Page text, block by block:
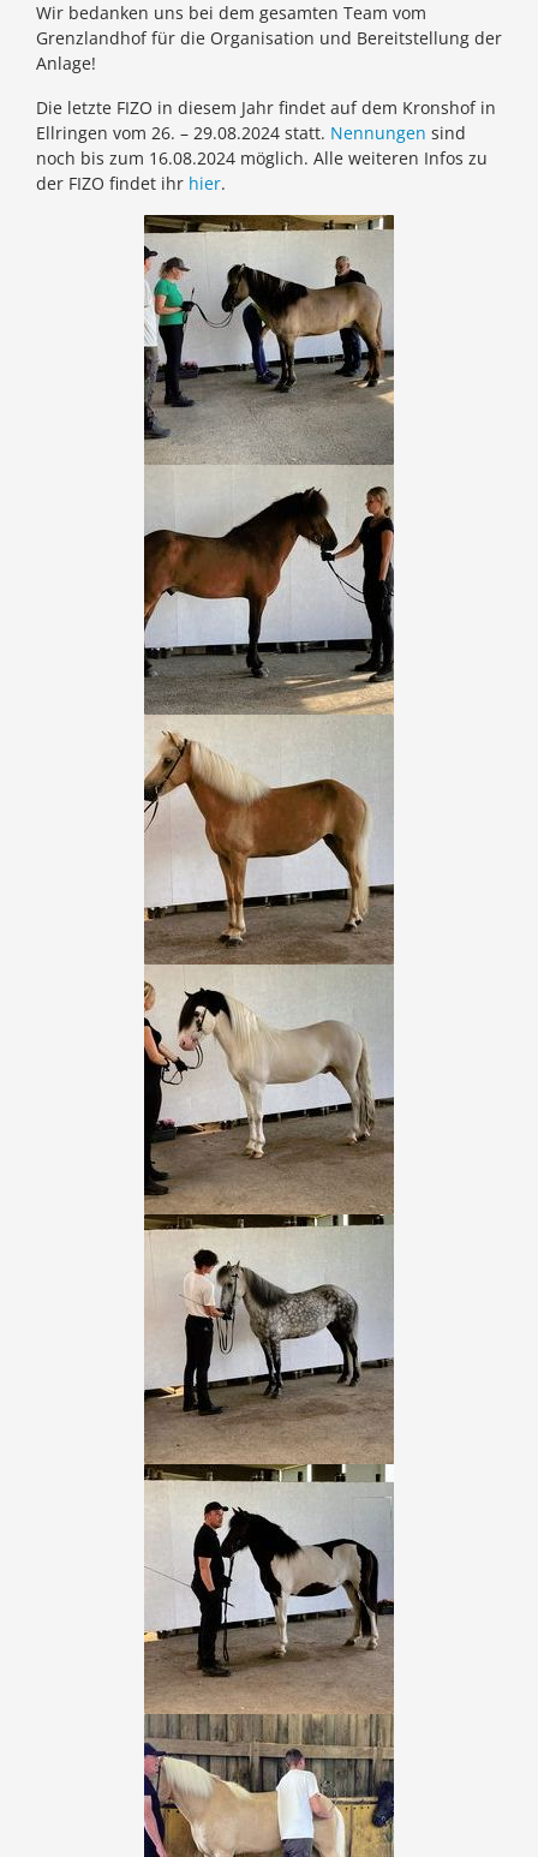
Wir bedanken uns bei dem gesamten Team vom
Grenzlandhof für die Organisation und Bereitstellung der
Anlage!
Die letzte FIZO in diesem Jahr findet auf dem Kronshof in
Ellringen vom 26. – 29.08.2024 statt. Nennungen sind
noch bis zum 16.08.2024 möglich. Alle weiteren Infos zu
der FIZO findet ihr hier.